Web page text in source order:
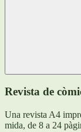
Revista de
Una revista A4
mida, de 8 a 24